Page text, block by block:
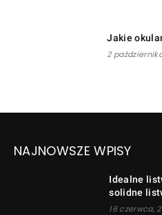
Jakie
2
NAJNOWSZE WPISY
Idealne
solidne
16 czerwca,